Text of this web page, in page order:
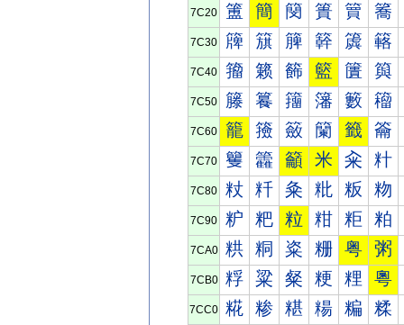
7C20 簠 簡 簢 簣 簤 簥
7C30 簰 簱 簲 簳 簴 簵
7C40 籀 籁 籂 籃 籄 籅
7C50 籐 籑 籒 籓 籔 籕
7C60 籠 籡 籢 籣 籤 籥
7C70 籰 籱 籲 米 籴 籵
7C80 粀 粁 粂 粃 粄 粅
7C90 粐 粑 粒 粓 粔 粕
7CA0 粠 粡 粢 粣 粤 粥
7CB0 粰 粱 粲 粳 粴 粵
7CC0 糀 糁 糂 糃 糄 糅